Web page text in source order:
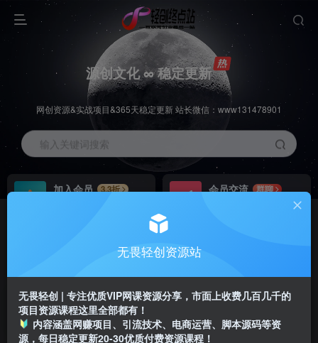
源创文化 ∞ 稳定更新
网创资源&实战项目&365天稳定更新 站长微信：www131478901
输入关键词搜索
加入会员
3.3折
会员交流
群聊
推广返佣高达70%无畏轻创资源站
无畏轻创 | 专注优质VIP网课资源分享，市面上收费几百几千的
项目资源课程这里全部都有！
内容涵盖网赚项目、引流技术、电商运营、脚本源码等资
源，每日稳定更新20-30优质付费资源课程！